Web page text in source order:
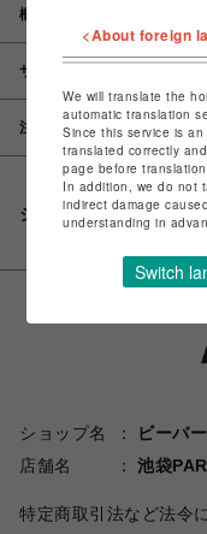
概要
サイズ
注意事項
シェアする
ショップ名
ビーバー
店舗名
池袋
特定商取引法など法令
<About foreign
We will translate the
automatic translation
Since this service is
translated correctly
page before
In addition, we do not
indirect damage
understanding in
Switch